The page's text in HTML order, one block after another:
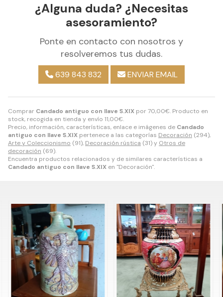
Comprar Candado antiguo con llave S.XIX por70,00€. Producto en
stock, recogida en tienda y envío 11,00€.
Precio, información, características, enlace e imágenes de Candado
antiguo con llave S.XIX pertenece a las categorías Decoración (294),
Arte y Coleccionismo (91), Decoración rústica (31) y Otros de
decoración (69).
Encuentra productos relacionados y de similares características a
Candado antiguo con llave S.XIX en "Decoración".
¿Alguna duda? ¿Necesitas
asesoramiento?
Ponte en contacto con nosotros y
resolveremos tus dudas.
639 843 832 ENVIAR EMAIL